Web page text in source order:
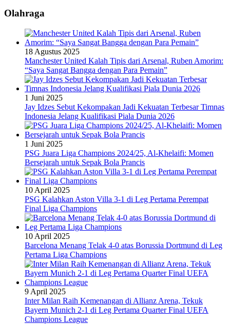
Olahraga
18 Agustus 2025
Manchester United Kalah Tipis dari Arsenal, Ruben Amorim:
“Saya Sangat Bangga dengan Para Pemain”
1 Juni 2025
Jay Idzes Sebut Kekompakan Jadi Kekuatan Terbesar Timnas
Indonesia Jelang Kualifikasi Piala Dunia 2026
1 Juni 2025
PSG Juara Liga Champions 2024/25, Al-Khelaifi: Momen
Bersejarah untuk Sepak Bola Prancis
10 April 2025
PSG Kalahkan Aston Villa 3-1 di Leg Pertama Perempat
Final Liga Champions
10 April 2025
Barcelona Menang Telak 4-0 atas Borussia Dortmund di Leg
Pertama Liga Champions
9 April 2025
Inter Milan Raih Kemenangan di Allianz Arena, Tekuk
Bayern Munich 2-1 di Leg Pertama Quarter Final UEFA
Champions League